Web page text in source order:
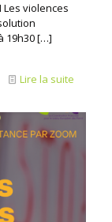
Les violences
19h30[…]
Lire la suite